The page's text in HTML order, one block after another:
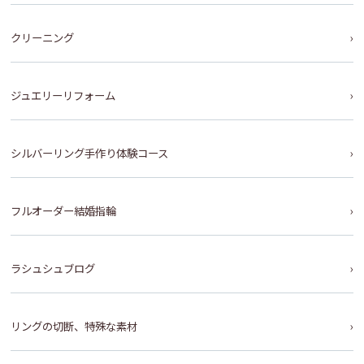
クリーニング
ジュエリーリフォーム
シルバーリング手作り体験コース
フルオーダー結婚指輪
ラシュシュブログ
リングの切断、特殊な素材